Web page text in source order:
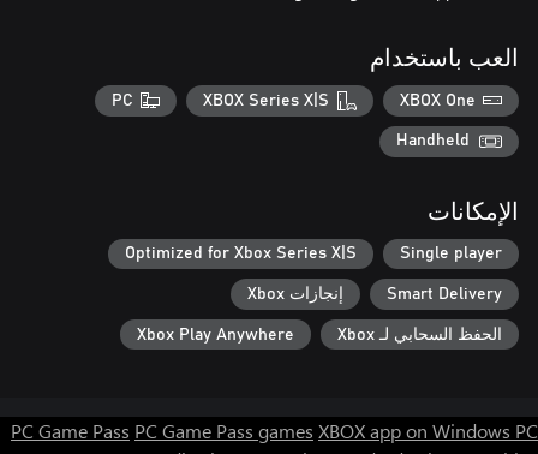
العب باستخدام
XBOX One
XBOX Series X|S
PC
Handheld
الإمكانات
Single player
Optimized for Xbox Series X|S
Smart Delivery إنجازات Xbox
الحفظ السحابي لـ Xbox Xbox Play Anywhere
PC Game Pass PC Game Pass games XBOX app on Windows PC